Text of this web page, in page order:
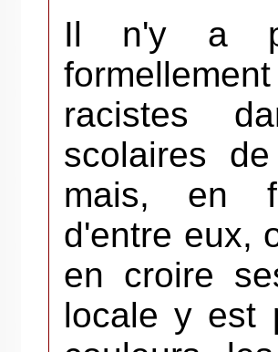
Il n'y a
racistes
scolaires
mais, en
d'entre eux,
en croire
locale y est